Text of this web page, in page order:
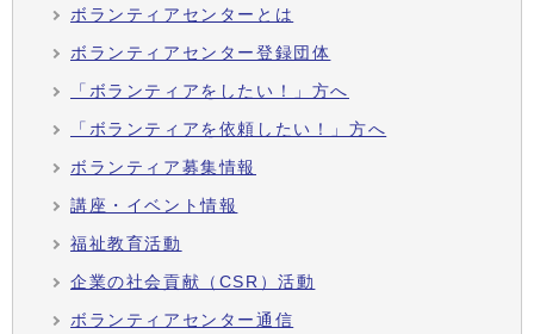
ボランティアセンターとは
ボランティアセンター登録団体
「ボランティアをしたい！」方へ
「ボランティアを依頼したい！」方へ
ボランティア募集情報
講座・イベント情報
福祉教育活動
企業の社会貢献（CSR）活動
ボランティアセンター通信